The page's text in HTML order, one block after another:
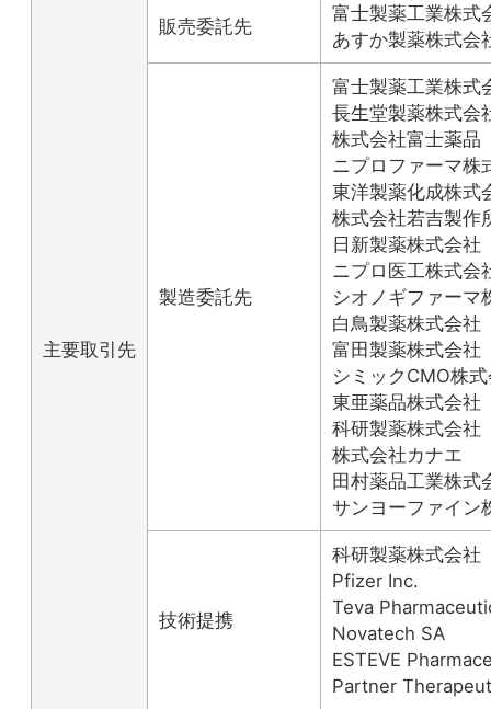
主要取引先
販売委託先
富士製薬工業株式
あすか製薬株式会
製造委託先
富士製薬工業株式
長生堂製薬株式会
株式会社富士薬品
ニプロファーマ株
東洋製薬化成株式
株式会社若吉製作
日新製薬株式会社
ニプロ医工株式会
シオノギファーマ
白鳥製薬株式会社
富田製薬株式会社
シミックCMO株
東亜薬品株式会社
科研製薬株式会社
株式会社カナエ
田村薬品工業株式
サンヨーファイン
技術提携
科研製薬株式会社
Pfizer Inc.
Teva
Novatech SA
ESTEVE
Partner